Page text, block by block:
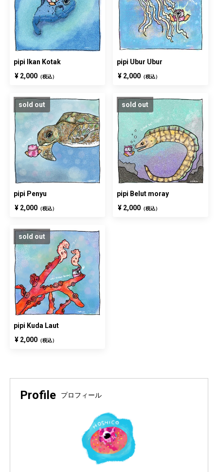
pipi Ikan Kotak
¥ 2,000 （税込）
pipi Ubur Ubur
¥ 2,000 （税込）
sold out
pipi Penyu
¥ 2,000 （税込）
sold out
pipi Belut moray
¥ 2,000 （税込）
sold out
pipi Kuda Laut
¥ 2,000 （税込）
Profile プロフィール